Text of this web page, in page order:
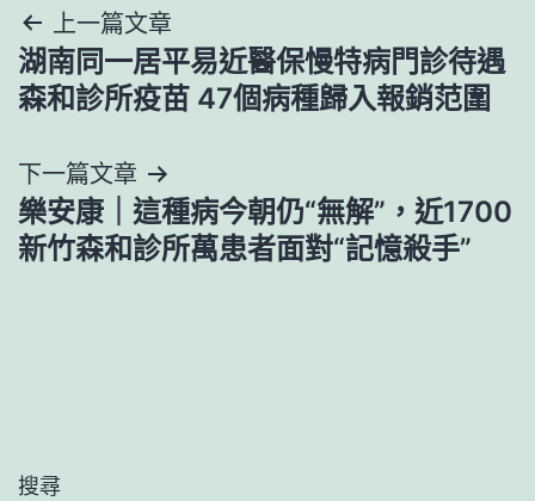
文
章
覽
上一篇文章
湖南同一居平易近醫保慢特病門診待遇
森和診所疫苗 47個病種歸入報銷范圍
下一篇文章
樂安康｜這種病今朝仍“無解”，近1700
新竹森和診所萬患者面對“記憶殺手”
搜尋